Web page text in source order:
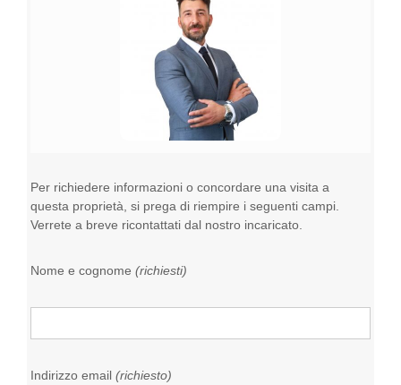
Per richiedere informazioni o concordare una visita a
questa proprietà, si prega di riempire i seguenti campi.
Verrete a breve ricontattati dal nostro incaricato.
Nome e cognome(richiesti)
Indirizzo email(richiesto)